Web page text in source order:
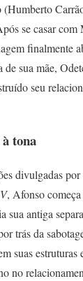
se casar
finalmente
de sua mãe,
seu
tona
divulgadas
, Afonso
sua antiga
trás da
suas
no